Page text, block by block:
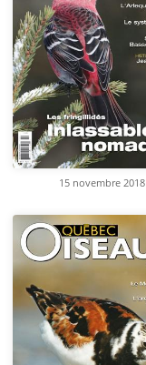
15 novembre 2018